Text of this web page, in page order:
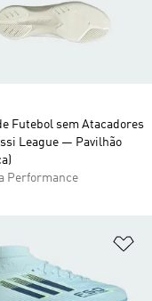
Futebol sem Atacadores
League — Pavilhão
Performance